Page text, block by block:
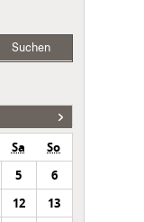
Suchen
Sa
So
5
6
12
13